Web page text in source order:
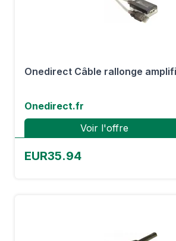
Onedirect Câble rallonge
Onedirect.fr
Voir l'offre
EUR35.94